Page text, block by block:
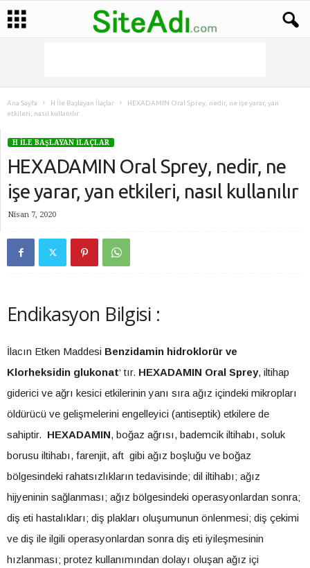
Ana Sayfa H İle Başlayan İlaçlar
HEXADAMIN Oral Sprey, nedir, ne işe yarar, yan
etkileri, nasıl kullanılır
H İLE BAŞLAYAN İLAÇLAR
HEXADAMIN Oral Sprey, nedir, ne
işe yarar, yan etkileri, nasıl kullanılır
Nisan 7, 2020
Endikasyon Bilgisi :
İlacın Etken Maddesi Benzidamin hidroklorür ve
Klorheksidin glukonat‘ tır. HEXADAMIN Oral Sprey, iltihap
giderici ve ağrı kesici etkilerinin yanı sıra ağız içindeki mikropları
öldürücü ve gelişmelerini engelleyici (antiseptik) etkilere de
sahiptir. HEXADAMIN, boğaz ağrısı, bademcik iltihabı, soluk
borusu iltihabı, farenjit, aft gibi ağız boşluğu ve boğaz
bölgesindeki rahatsızlıkların tedavisinde; dil iltihabı; ağız
hijyeninin sağlanması; ağız bölgesindeki operasyonlardan sonra;
diş eti hastalıkları; diş plakları oluşumunun önlenmesi; diş çekimi
ve diş ile ilgili operasyonlardan sonra diş eti iyileşmesinin
hızlanması; protez kullanımından dolayı oluşan ağız içi